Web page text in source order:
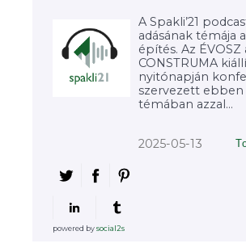
A Spakli’21
adásának témája
építés. Az ÉVOSZ
CONSTRUMA
nyitónapján
szervezett ebben
témában azzal...
2025-05-13
powered bysocial2s